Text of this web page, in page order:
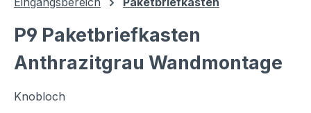
P9 Paketbriefkasten
Anthrazitgrau Wandmontage
Knobloch